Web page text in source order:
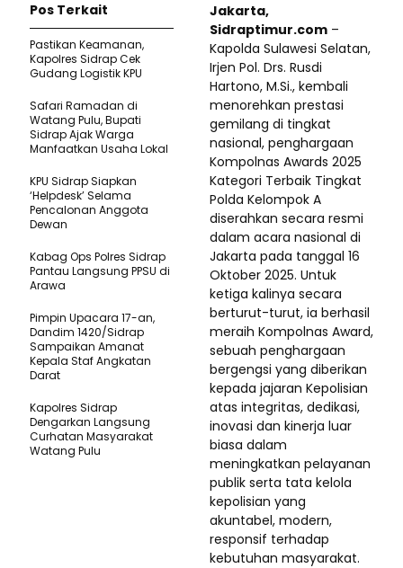
Jakarta,
Sidraptimur.com –
Kapolda Sulawesi Selatan,
Irjen Pol. Drs. Rusdi
Hartono, M.Si., kembali
menorehkan prestasi
gemilang di tingkat
nasional, penghargaan
Kompolnas Awards 2025
Kategori Terbaik Tingkat
Polda Kelompok A
diserahkan secara resmi
dalam acara nasional di
Jakarta pada tanggal 16
Oktober 2025. Untuk
ketiga kalinya secara
berturut-turut, ia berhasil
meraih Kompolnas Award,
sebuah penghargaan
bergengsi yang diberikan
kepada jajaran Kepolisian
atas integritas, dedikasi,
inovasi dan kinerja luar
biasa dalam
meningkatkan pelayanan
publik serta tata kelola
kepolisian yang
akuntabel, modern,
responsif terhadap
kebutuhan masyarakat.
Pos Terkait
Pastikan Keamanan,
Kapolres Sidrap Cek
Gudang Logistik KPU
Safari Ramadan di
Watang Pulu, Bupati
Sidrap Ajak Warga
Manfaatkan Usaha Lokal
KPU Sidrap Siapkan
‘Helpdesk’ Selama
Pencalonan Anggota
Dewan
Kabag Ops Polres Sidrap
Pantau Langsung PPSU di
Arawa
Pimpin Upacara 17-an,
Dandim 1420/Sidrap
Sampaikan Amanat
Kepala Staf Angkatan
Darat
Kapolres Sidrap
Dengarkan Langsung
Curhatan Masyarakat
Watang Pulu